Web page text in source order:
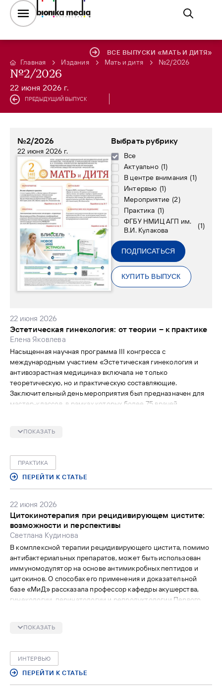
Главная Издания Мать и дитя №2/2026
ВСЕ ВЫПУСКИ «МАТЬ И ДИТЯ»
№2/2026
22 июня 2026 г.
ПРЕДЫДУЩИЙ ВЫПУСК
№2/2026
22 июня 2026 г.
Выбрать рубрику
Все
Актуально (1)
В центре внимания (1)
Интервью (1)
Мероприятие (2)
Практика (1)
ФГБУ НМИЦ АГП им.
В.И. Кулакова
(1)
ПОДПИСАТЬСЯ
КУПИТЬ ВЫПУСК
22 июня 2026
Эстетическая гинекология: от теории – к практике
Елена Яковлева
Насыщенная научная программа III конгресса с
международным участием «Эстетическая гинекология и
антивозрастная медицина» включала не только
теоретическую, но и практическую составляющие.
Заключительный день мероприятия был предназначен для
мастер-классов, в рамках которых более 75 врачей
НМИЦ АГП им. акад. В.И. Кулакова (далее – Центр)
ПОКАЗАТЬ
ПРАКТИКА
ПЕРЕЙТИ К СТАТЬЕ
22 июня 2026
Цитокинотерапия при рецидивирующем цистите:
возможности и перспективы
Светлана Кудинова
В комплексной терапии рецидивирующего цистита, помимо
антибактериальных препаратов, может быть использован
иммуномодулятор на основе антимикробных пептидов и
цитокинов. О способах его применения и доказательной
базе «МиД» рассказала профессор кафедры акушерства,
гинекологии, перинатологии и репродуктологии Первого
Кулакова МЗ РФ, д.м.н. Инна Анатольевна Аполихина.
ПОКАЗАТЬ
ИНТЕРВЬЮ
ПЕРЕЙТИ К СТАТЬЕ